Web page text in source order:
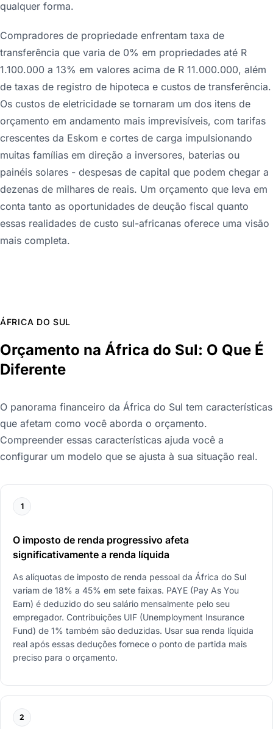
qualquer forma.
Compradores de propriedade enfrentam taxa de
transferência que varia de 0% em propriedades até R
1.100.000 a 13% em valores acima de R 11.000.000, além
de taxas de registro de hipoteca e custos de transferência.
Os custos de eletricidade se tornaram um dos itens de
orçamento em andamento mais imprevisíveis, com tarifas
crescentes da Eskom e cortes de carga impulsionando
muitas famílias em direção a inversores, baterias ou
painéis solares - despesas de capital que podem chegar a
dezenas de milhares de reais. Um orçamento que leva em
conta tanto as oportunidades de deução fiscal quanto
essas realidades de custo sul-africanas oferece uma visão
mais completa.
ÁFRICA DO SUL
Orçamento na África do Sul: O Que É
Diferente
O panorama financeiro da África do Sul tem características
que afetam como você aborda o orçamento.
Compreender essas características ajuda você a
configurar um modelo que se ajusta à sua situação real.
1
O imposto de renda progressivo afeta
significativamente a renda líquida
As alíquotas de imposto de renda pessoal da África do Sul
variam de 18% a 45% em sete faixas. PAYE (Pay As You
Earn) é deduzido do seu salário mensalmente pelo seu
empregador. Contribuições UIF (Unemployment Insurance
Fund) de 1% também são deduzidas. Usar sua renda líquida
real após essas deduções fornece o ponto de partida mais
preciso para o orçamento.
2